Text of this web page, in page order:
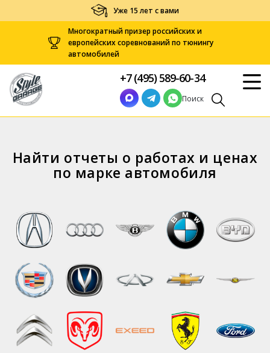
Уже 15 лет с вами
Многократный призер российских и
европейских соревнований по тюнингу
автомобилей
+7 (495) 589-60-34
Поиск
Найти отчеты о работах и ценах
по марке автомобиля